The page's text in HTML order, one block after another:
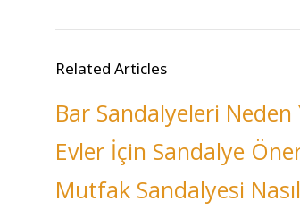
Related Articles
Bar Sandalyeleri Neden
Evler İçin Sandalye
Mutfak Sandalyesi